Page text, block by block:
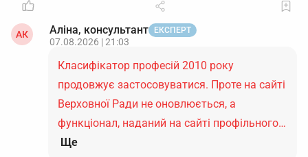
АК Аліна, консультант ЕКСПЕРТ
07.08.2026 | 21:03
Класифікатор професій 2010 року
продовжує застосовуватися. Проте на сайті
Верховної Ради не оновлюється, а
функціонал, наданий на сайті профільного…
Ще